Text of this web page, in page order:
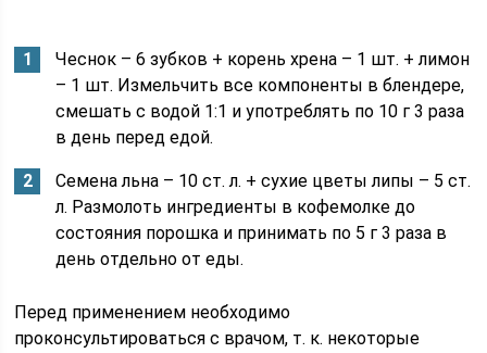
Чеснок – 6 зубков + корень хрена – 1 шт. + лимон
– 1 шт. Измельчить все компоненты в блендере,
смешать с водой 1:1 и употреблять по 10 г 3 раза
в день перед едой.
Семена льна – 10 ст. л. + сухие цветы липы – 5 ст.
л. Размолоть ингредиенты в кофемолке до
состояния порошка и принимать по 5 г 3 раза в
день отдельно от еды.
Перед применением необходимо
проконсультироваться с врачом, т. к. некоторые